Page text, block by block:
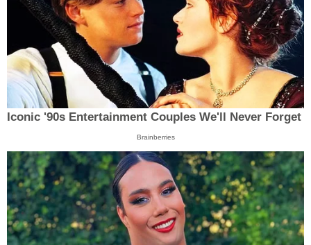
Iconic '90s Entertainment Couples We'll Never Forget
Brainberries